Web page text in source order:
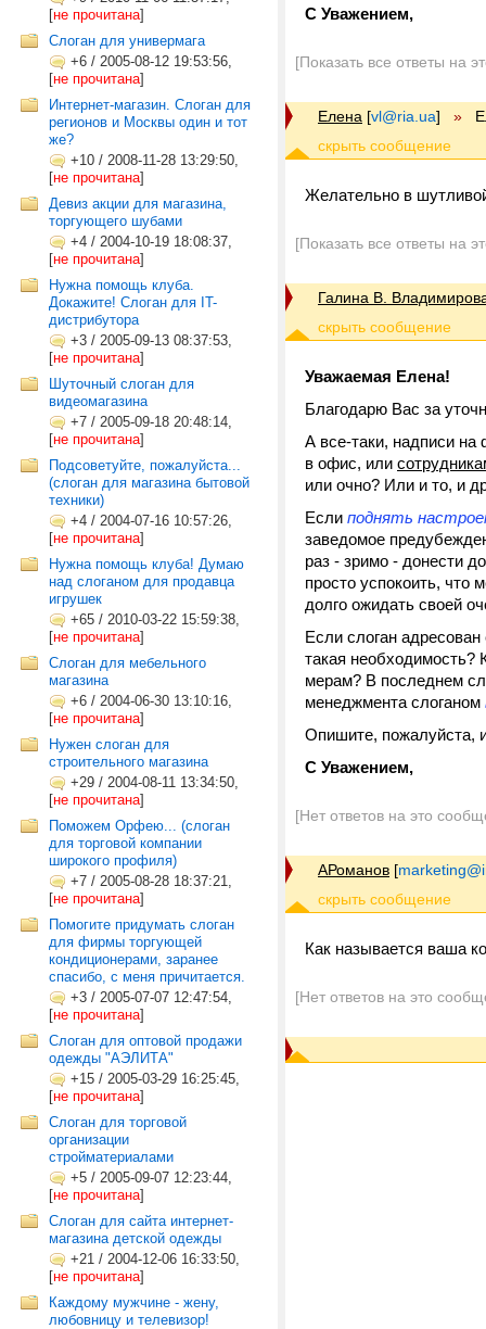
[не прочитана]
Слоган для универмага
+6 / 2005-08-12 19:53:56,
[не прочитана]
Интернет-магазин. Слоган для
регионов и Москвы один и тот
же?
+10 / 2008-11-28 13:29:50,
[не прочитана]
Девиз акции для магазина,
торгующего шубами
+4 / 2004-10-19 18:08:37,
[не прочитана]
Нужна помощь клуба.
Докажите! Слоган для IT-
дистрибутора
+3 / 2005-09-13 08:37:53,
[не прочитана]
Шуточный слоган для
видеомагазина
+7 / 2005-09-18 20:48:14,
[не прочитана]
Подсоветуйте, пожалуйста...
(слоган для магазина бытовой
техники)
+4 / 2004-07-16 10:57:26,
[не прочитана]
Нужна помощь клуба! Думаю
над слоганом для продавца
игрушек
+65 / 2010-03-22 15:59:38,
[не прочитана]
Слоган для мебельного
магазина
+6 / 2004-06-30 13:10:16,
[не прочитана]
Нужен слоган для
строительного магазина
+29 / 2004-08-11 13:34:50,
[не прочитана]
Поможем Орфею... (слоган
для торговой компании
широкого профиля)
+7 / 2005-08-28 18:37:21,
[не прочитана]
Помогите придумать слоган
для фирмы торгующей
кондиционерами, заранее
спасибо, с меня причитается.
+3 / 2005-07-07 12:47:54,
[не прочитана]
Слоган для оптовой продажи
одежды "АЭЛИТА"
+15 / 2005-03-29 16:25:45,
[не прочитана]
Слоган для торговой
организации
стройматериалами
+5 / 2005-09-07 12:23:44,
[не прочитана]
Слоган для сайта интернет-
магазина детской одежды
+21 / 2004-12-06 16:33:50,
[не прочитана]
Каждому мужчине - жену,
любовницу и телевизор!
С Уважением,
[Показать все ответы на
Елена [vl@ria.ua] »
Желательно в
[Показать все ответы на
Галина В.
Уважаемая Елена!
Благодарю Вас за
А все-таки, надписи
в офис, или
или очно? Или и то, и
Если поднять
заведомое
раз - зримо - донести
просто успокоить, что
долго ожидать своей
Если слоган
такая необходимость?
мерам? В последнем
менеджмента слоганом
Опишите, пожалуйста,
С Уважением,
[Нет ответов на это
АРоманов [
Как называется ваша
[Нет ответов на это